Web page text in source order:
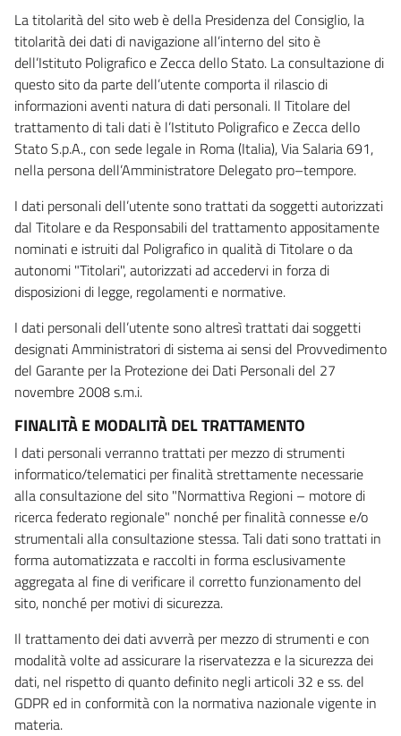
La titolarità del sito web è della Presidenza del Consiglio, la
titolarità dei dati di navigazione all’interno del sito è
dell’Istituto Poligrafico e Zecca dello Stato. La consultazione di
questo sito da parte dell’utente comporta il rilascio di
informazioni aventi natura di dati personali. Il Titolare del
trattamento di tali dati è l’Istituto Poligrafico e Zecca dello
Stato S.p.A., con sede legale in Roma (Italia), Via Salaria 691,
nella persona dell’Amministratore Delegato pro–tempore.
I dati personali dell’utente sono trattati da soggetti autorizzati
dal Titolare e da Responsabili del trattamento appositamente
nominati e istruiti dal Poligrafico in qualità di Titolare o da
autonomi "Titolari", autorizzati ad accedervi in forza di
disposizioni di legge, regolamenti e normative.
I dati personali dell’utente sono altresì trattati dai soggetti
designati Amministratori di sistema ai sensi del Provvedimento
del Garante per la Protezione dei Dati Personali del 27
novembre 2008 s.m.i.
FINALITÀ E MODALITÀ DEL TRATTAMENTO
I dati personali verranno trattati per mezzo di strumenti
informatico/telematici per finalità strettamente necessarie
alla consultazione del sito "Normattiva Regioni – motore di
ricerca federato regionale" nonché per finalità connesse e/o
strumentali alla consultazione stessa. Tali dati sono trattati in
forma automatizzata e raccolti in forma esclusivamente
aggregata al fine di verificare il corretto funzionamento del
sito, nonché per motivi di sicurezza.
Il trattamento dei dati avverrà per mezzo di strumenti e con
modalità volte ad assicurare la riservatezza e la sicurezza dei
dati, nel rispetto di quanto definito negli articoli 32 e ss. del
GDPR ed in conformità con la normativa nazionale vigente in
materia.